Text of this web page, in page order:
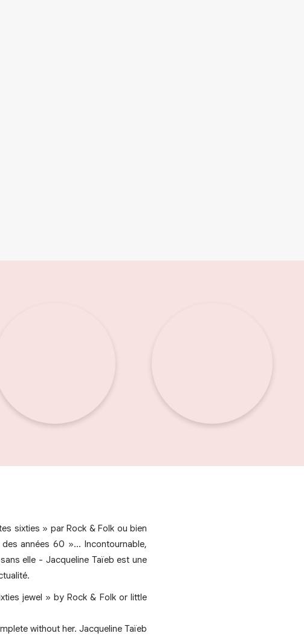
sixties » par Rock & Folk ou bien
années 60 »… Incontournable,
elle - Jacqueline Taïeb est une
jewel » by Rock & Folk or little
without her. Jacqueline Taïeb